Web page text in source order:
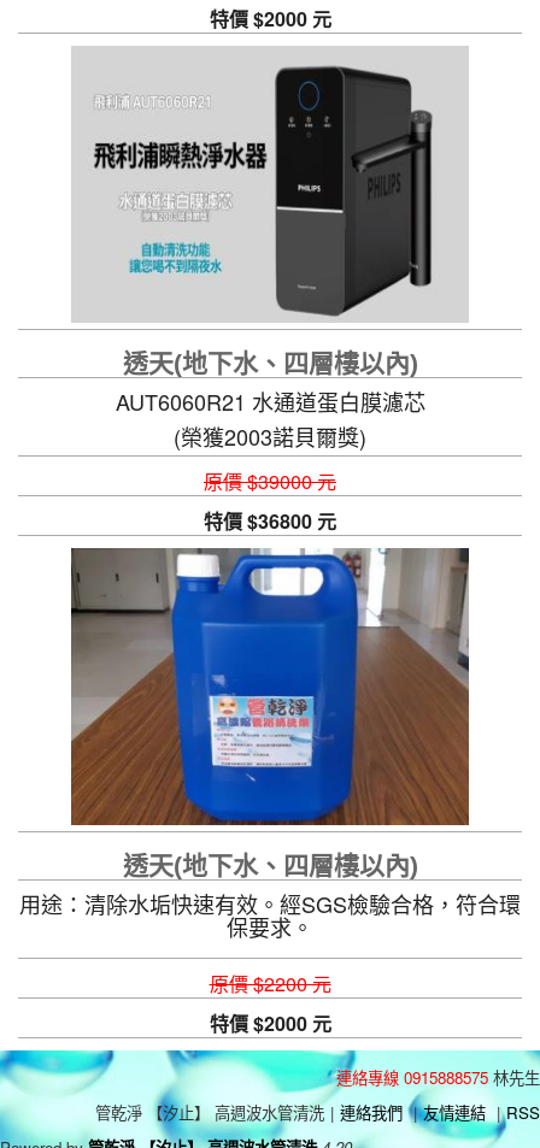
特價 $2000 元
透天(地下水、四層樓以內)
AUT6060R21 水通道蛋白膜濾芯
(榮獲2003諾貝爾獎)
自動清洗功能，讓您喝不到隔夜水
原價 $39000 元
特價 $36800 元
透天(地下水、四層樓以內)
用途：清除水垢快速有效。經SGS檢驗合格，符合環
保要求。
原價 $2200 元
特價 $2000 元
連絡專線 0915888575 林先生
管乾淨 【汐止】 高週波水管清洗 | 連絡我們 | 友情連結 | RSS